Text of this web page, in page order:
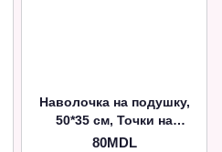
Наволочка на подушку,
50*35 см, Точки на
бежевом фоне
80MDL